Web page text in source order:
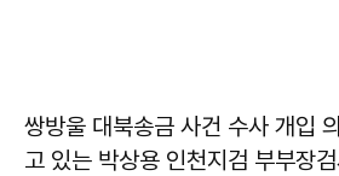
쌍방울 대북송금 사건 수사 개입
고 있는 박상용 인천지검 부부장